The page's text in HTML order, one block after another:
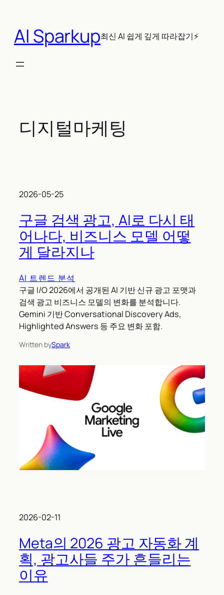
AI Sparkup최신 AI 쉽게 깊게 따라잡기⚡
디지털마케팅
2026-05-25
구글 검색 광고, AI로 다시 태
어나다, 비즈니스 모델 어떻
게 달라지나
AI 트렌드 분석
구글 I/O 2026에서 공개된 AI 기반 신규 광고 포맷과
검색 광고 비즈니스 모델의 변화를 분석합니다.
Gemini 기반 Conversational Discovery Ads,
Highlighted Answers 등 주요 변화 포함.
Written bySpark
2026-02-11
Meta의 2026 광고 자동화 계
획, 광고사들 주가 흔들리는
이유